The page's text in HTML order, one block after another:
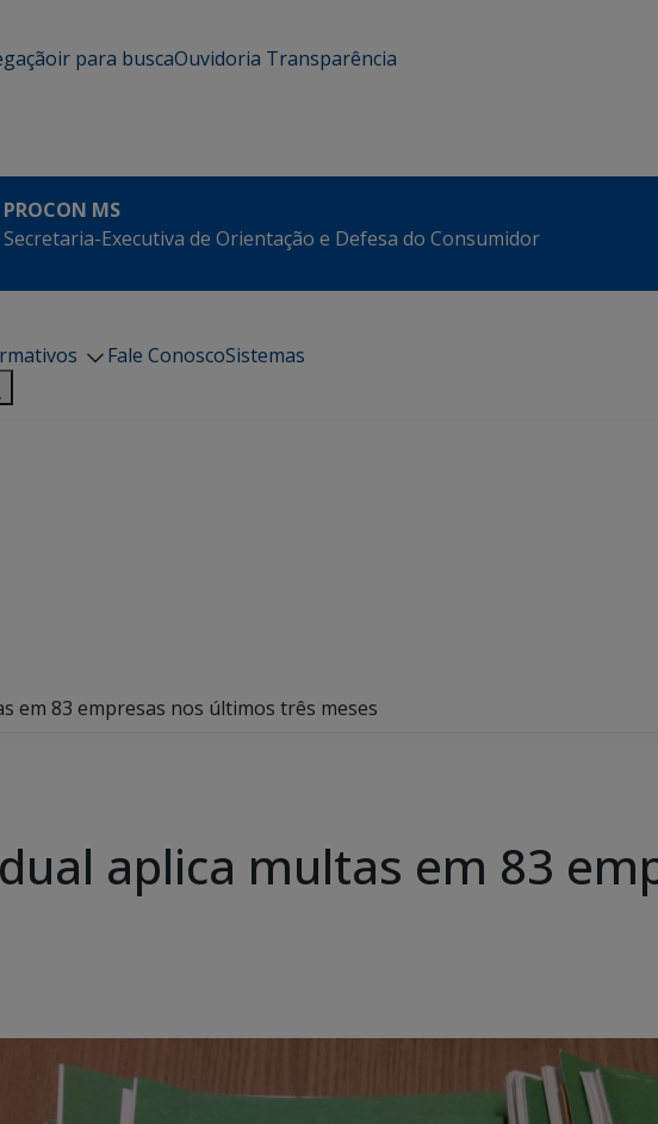
ir para buscaOuvidoria Transparência
PROCON MS
Secretaria-Executiva de Orientação e Defesa do Consumidor
Fale ConoscoSistemas
em 83 empresas nos últimos três meses
aplica multas em 83